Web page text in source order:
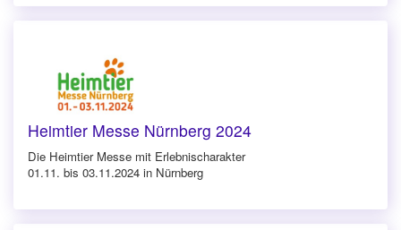
Heimtier Messe Nürnberg 2024
Die Heimtier Messe mit Erlebnischarakter
01.11. bis 03.11.2024 in Nürnberg